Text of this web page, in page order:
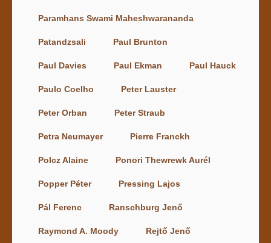
Paramhans Swami Maheshwarananda
Patandzsali Paul Brunton
Paul Davies Paul Ekman Paul Hauck
Paulo Coelho Peter Lauster
Peter Orban Peter Straub
Petra Neumayer Pierre Franckh
Polcz Alaine Ponori Thewrewk Aurél
Popper Péter Pressing Lajos
Pál Ferenc Ranschburg Jenő
Raymond A. Moody Rejtő Jenő